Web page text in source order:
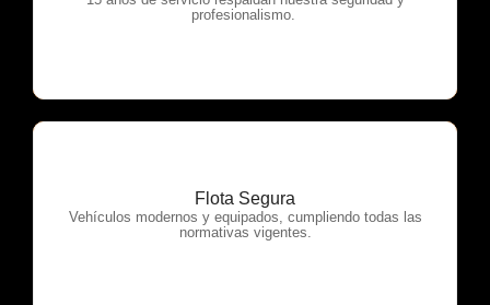
profesionalismo.
Flota Segura
Vehículos modernos y equipados, cumpliendo todas las
normativas vigentes.
OTP Servicios